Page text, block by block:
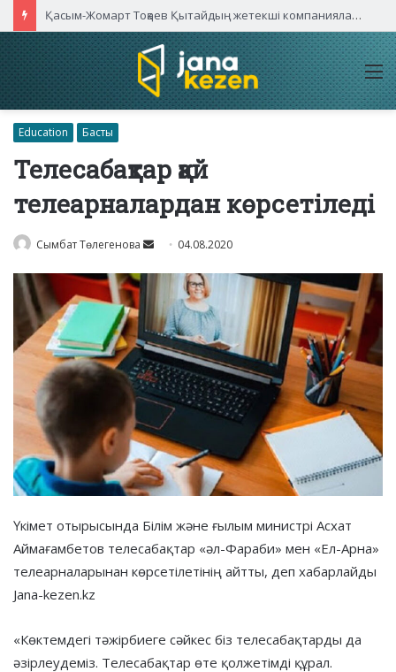
Қасым-Жомарт Тоқаев Қытайдың жетекші компаниялары басшыларымен кездесті
Education Басты
Телесабақтар қай
телеарналардан көрсетіледі
Сымбат Төлегенова
Send
email
04.08.2020
Үкімет отырысында Білім және ғылым министрі Асхат
Аймағамбетов телесабақтар «әл-Фараби» мен «Ел-Арна»
телеарналарынан көрсетілетінің айтты, деп хабарлайды
Jana-kezen.kz
«Көктемдегі тәжірбиеге сәйкес біз телесабақтарды да
әзірлеудеміз. Телесабақтар өте қолжетімді құрал.